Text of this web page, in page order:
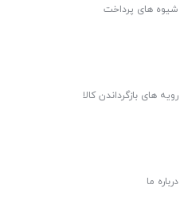
شیوه های پرداخت
رویه های بازگرداندن کالا
درباره ما